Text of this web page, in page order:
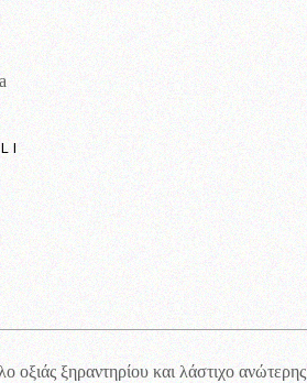
LI
οξιάς ξηραντηρίου και λάστιχο ανώτερης